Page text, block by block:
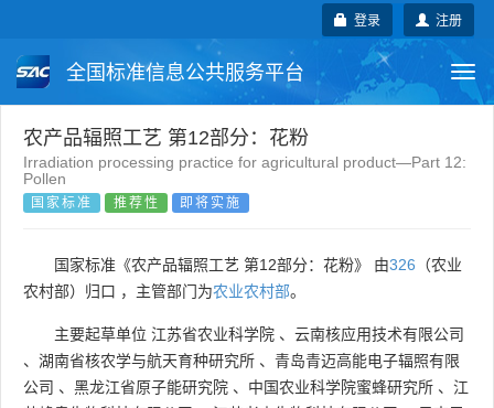
注册
登录
全国标准信息公共服务平台
国家标准 行业标准
团体标准
农产品辐照工艺 第12部分：花粉
Irradiation processing practice for agricultural product—Part 12:
Pollen
国家标准 推荐性 即将实施
国家标准《农产品辐照工艺 第12部分：花粉》 由326 （农业
农村部）归口 ，主管部门为农业农村部。
主要起草单位 江苏省农业科学院 、 云南核应用技术有限公司
、 湖南省核农学与航天育种研究所 、 青岛青迈高能电子辐照有限
公司 、 黑龙江省原子能研究院 、 中国农业科学院蜜蜂研究所 、 江